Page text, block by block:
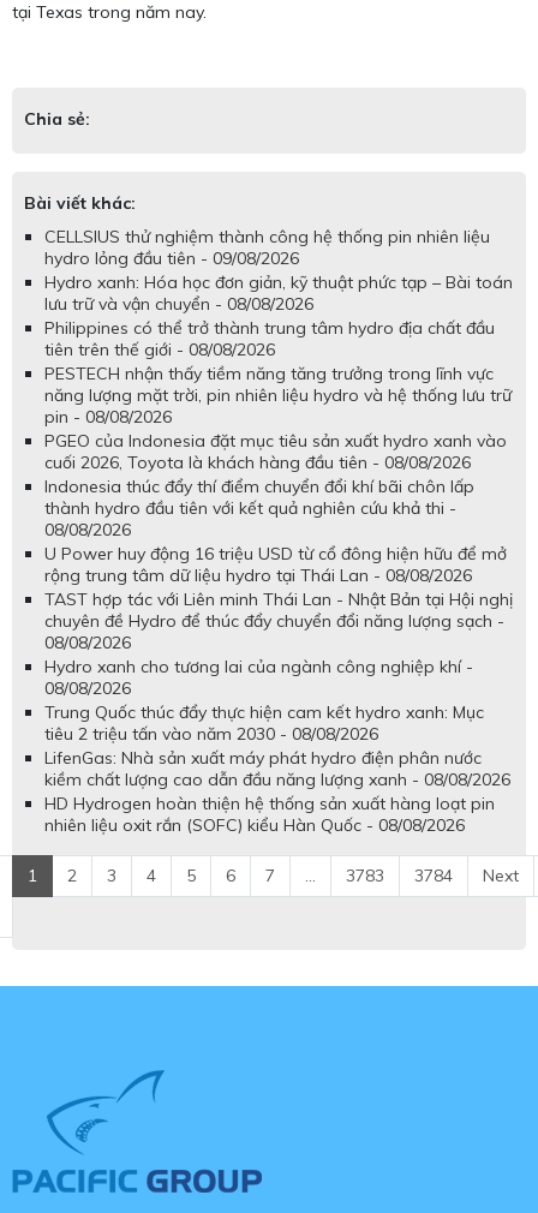
tại Texas trong năm nay.
Chia sẻ:
Bài viết khác:
CELLSIUS thử nghiệm thành công hệ thống pin nhiên liệu
hydro lỏng đầu tiên - 09/08/2026
Hydro xanh: Hóa học đơn giản, kỹ thuật phức tạp – Bài toán
lưu trữ và vận chuyển - 08/08/2026
Philippines có thể trở thành trung tâm hydro địa chất đầu
tiên trên thế giới - 08/08/2026
PESTECH nhận thấy tiềm năng tăng trưởng trong lĩnh vực
năng lượng mặt trời, pin nhiên liệu hydro và hệ thống lưu trữ
pin - 08/08/2026
PGEO của Indonesia đặt mục tiêu sản xuất hydro xanh vào
cuối 2026, Toyota là khách hàng đầu tiên - 08/08/2026
Indonesia thúc đẩy thí điểm chuyển đổi khí bãi chôn lấp
thành hydro đầu tiên với kết quả nghiên cứu khả thi -
08/08/2026
U Power huy động 16 triệu USD từ cổ đông hiện hữu để mở
rộng trung tâm dữ liệu hydro tại Thái Lan - 08/08/2026
TAST hợp tác với Liên minh Thái Lan - Nhật Bản tại Hội nghị
chuyên đề Hydro để thúc đẩy chuyển đổi năng lượng sạch -
08/08/2026
Hydro xanh cho tương lai của ngành công nghiệp khí -
08/08/2026
Trung Quốc thúc đẩy thực hiện cam kết hydro xanh: Mục
tiêu 2 triệu tấn vào năm 2030 - 08/08/2026
LifenGas: Nhà sản xuất máy phát hydro điện phân nước
kiềm chất lượng cao dẫn đầu năng lượng xanh - 08/08/2026
HD Hydrogen hoàn thiện hệ thống sản xuất hàng loạt pin
nhiên liệu oxit rắn (SOFC) kiểu Hàn Quốc - 08/08/2026
1 2 3 4 5 6 7 ... 3783 3784 Next